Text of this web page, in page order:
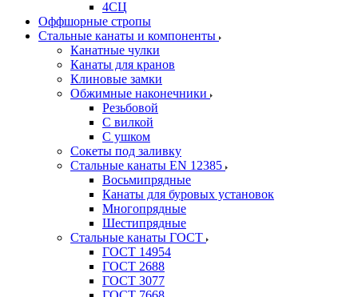
4СЦ
Оффшорные стропы
Стальные канаты и компоненты
Канатные чулки
Канаты для кранов
Клиновые замки
Обжимные наконечники
Резьбовой
С вилкой
С ушком
Сокеты под заливку
Стальные канаты EN 12385
Восьмипрядные
Канаты для буровых установок
Многопрядные
Шестипрядные
Стальные канаты ГОСТ
ГОСТ 14954
ГОСТ 2688
ГОСТ 3077